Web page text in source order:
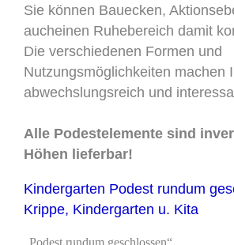
Sie können Bauecken,
aucheinen Ruhebereich damit
Die verschiedenen Formen und
Nutzungsmöglichkeiten machen
abwechslungsreich und
Alle Podestelemente sind
Höhen lieferbar!
Kindergarten Podest rundum
Krippe, Kindergarten u. Kita
„Podest rundum geschlossen“